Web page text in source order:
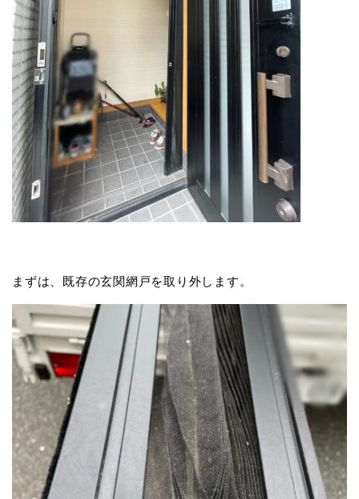
まずは、既存の玄関網戸を取り外します。